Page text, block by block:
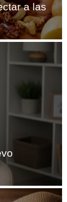
a las